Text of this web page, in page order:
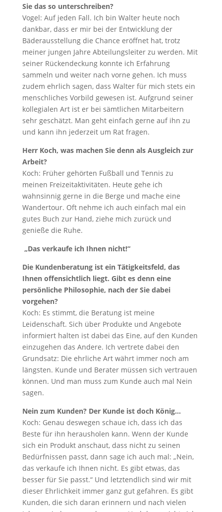
Sie das so unterschreiben?
Vogel: Auf jeden Fall. Ich bin Walter heute noch
dankbar, dass er mir bei der Entwicklung der
Bäderausstellung die Chance eröffnet hat, trotz
meiner jungen Jahre Abteilungsleiter zu werden. Mit
seiner Rückendeckung konnte ich Erfahrung
sammeln und weiter nach vorne gehen. Ich muss
zudem ehrlich sagen, dass Walter für mich stets ein
menschliches Vorbild gewesen ist. Aufgrund seiner
kollegialen Art ist er bei sämtlichen Mitarbeitern
sehr geschätzt. Man geht einfach gerne auf ihn zu
und kann ihn jederzeit um Rat fragen.
Herr Koch, was machen Sie denn als Ausgleich zur
Arbeit?
Koch: Früher gehörten Fußball und Tennis zu
meinen Freizeitaktivitäten. Heute gehe ich
wahnsinnig gerne in die Berge und mache eine
Wandertour. Oft nehme ich auch einfach mal ein
gutes Buch zur Hand, ziehe mich zurück und
genieße die Ruhe.
„Das verkaufe ich Ihnen nicht!“
Die Kundenberatung ist ein Tätigkeitsfeld, das
Ihnen offensichtlich liegt. Gibt es denn eine
persönliche Philosophie, nach der Sie dabei
vorgehen?
Koch: Es stimmt, die Beratung ist meine
Leidenschaft. Sich über Produkte und Angebote
informiert halten ist dabei das Eine, auf den Kunden
einzugehen das Andere. Ich vertrete dabei den
Grundsatz: Die ehrliche Art währt immer noch am
längsten. Kunde und Berater müssen sich vertrauen
können. Und man muss zum Kunde auch mal Nein
sagen.
Nein zum Kunden? Der Kunde ist doch König…
Koch: Genau deswegen schaue ich, dass ich das
Beste für ihn herausholen kann. Wenn der Kunde
sich ein Produkt anschaut, dass nicht zu seinen
Bedürfnissen passt, dann sage ich auch mal: „Nein,
das verkaufe ich Ihnen nicht. Es gibt etwas, das
besser für Sie passt.“ Und letztendlich sind wir mit
dieser Ehrlichkeit immer ganz gut gefahren. Es gibt
Kunden, die sich daran erinnern und nach vielen